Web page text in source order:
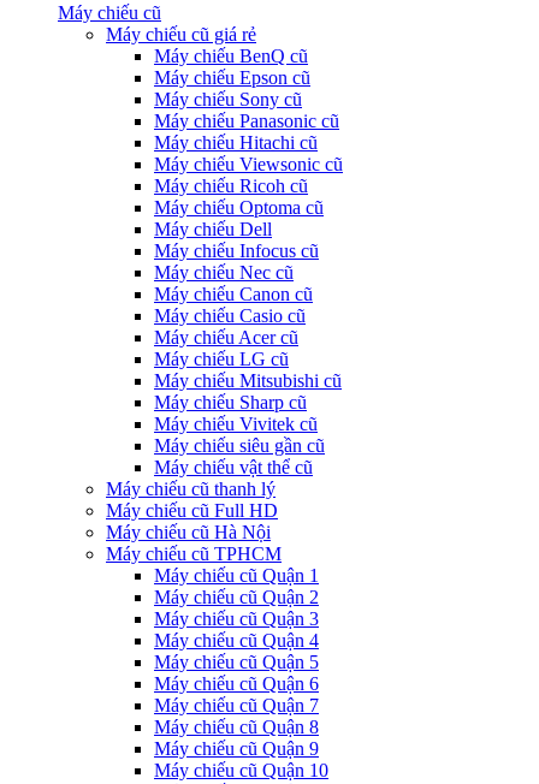
Máy chiếu cũ
Máy chiếu cũ giá rẻ
Máy chiếu BenQ cũ
Máy chiếu Epson cũ
Máy chiếu Sony cũ
Máy chiếu Panasonic cũ
Máy chiếu Hitachi cũ
Máy chiếu Viewsonic cũ
Máy chiếu Ricoh cũ
Máy chiếu Optoma cũ
Máy chiếu Dell
Máy chiếu Infocus cũ
Máy chiếu Nec cũ
Máy chiếu Canon cũ
Máy chiếu Casio cũ
Máy chiếu Acer cũ
Máy chiếu LG cũ
Máy chiếu Mitsubishi cũ
Máy chiếu Sharp cũ
Máy chiếu Vivitek cũ
Máy chiếu siêu gần cũ
Máy chiếu vật thể cũ
Máy chiếu cũ thanh lý
Máy chiếu cũ Full HD
Máy chiếu cũ Hà Nội
Máy chiếu cũ TPHCM
Máy chiếu cũ Quận 1
Máy chiếu cũ Quận 2
Máy chiếu cũ Quận 3
Máy chiếu cũ Quận 4
Máy chiếu cũ Quận 5
Máy chiếu cũ Quận 6
Máy chiếu cũ Quận 7
Máy chiếu cũ Quận 8
Máy chiếu cũ Quận 9
Máy chiếu cũ Quận 10